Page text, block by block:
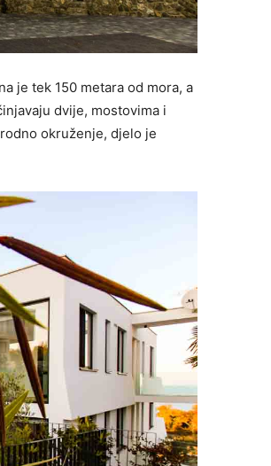
je tek 150 metara od mora, a
dvije, mostovima i
okruženje, djelo je